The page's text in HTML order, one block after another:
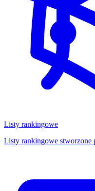
Listy rankingowe
Listy rankingowe